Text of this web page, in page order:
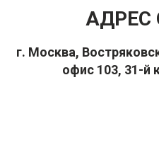
АДРЕС
г. Москва,
офис 103, 31-